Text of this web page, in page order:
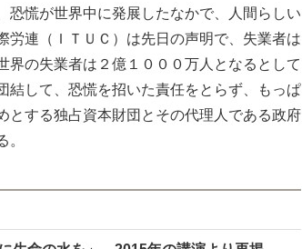
慌が世界中に発展したなかで、人間らしい
連（ＩＴＵＣ）は先日の声明で、失業者は
の失業者は２億１０００万人となるとして
結して、恐慌を招いた責任をとらず、もっぱ
とする独占資本財団とその代理人である政府